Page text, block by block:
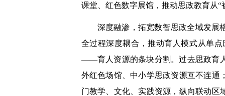
课堂、红色数字展馆，推动思政教育从
深度融渗，拓宽数智思政全域发展
全过程深度耦合，推动育人模式从单
——育人资源的条块分割。过去思政育
外红色场馆、中小学思政资源互不连通
门教学、文化、实践资源，纵向联动